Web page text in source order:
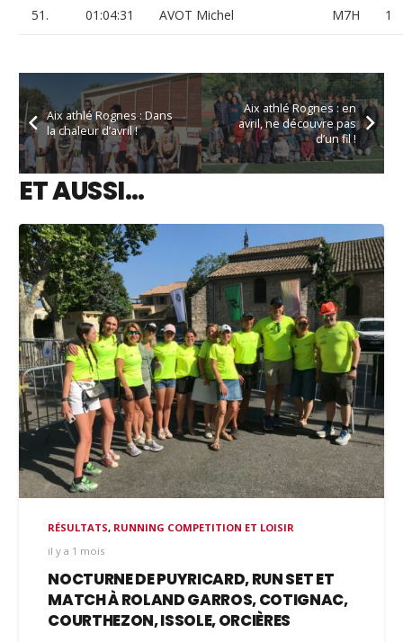
51. 01:04:31 AVOT Michel M7H 1
Aix athlé Rognes : Dans
la chaleur d’avril !
Aix athlé Rognes : en
avril, ne découvre pas
d’un fil !
ET AUSSI…
RÉSULTATS, RUNNING COMPETITION ET LOISIR
il y a 1 mois
NOCTURNE DE PUYRICARD, RUN SET ET
MATCH À ROLAND GARROS, COTIGNAC,
COURTHEZON, ISSOLE, ORCIÈRES